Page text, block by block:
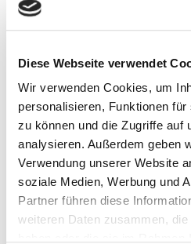
Diese Webseite verwendet
Wir verwenden Cookies, um
personalisieren, Funktionen
zu können und die Zugriffe auf
analysieren. Außerdem geben
Verwendung unserer Website
soziale Medien, Werbung und
Partner führen diese
weiteren Daten zusammen,
Kostheim
Mainz / Bretzenheim Mainz /
Mainz / Mainz-Laubenheim
Mainz / Mombach Mainz
Mainz-Mombach Mommenheim
Niedernhausen
Nierstein
Schornsheim Selzen
Zornheim